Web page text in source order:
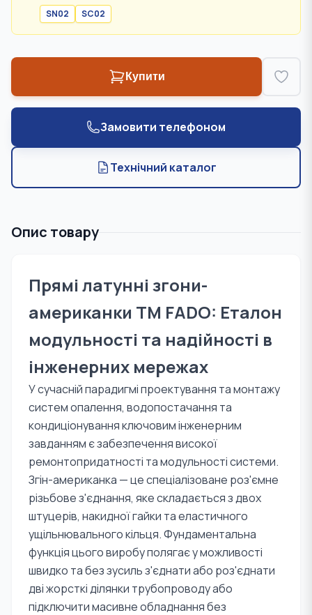
SN02 SC02
Купити
Замовити телефоном
Технічний каталог
Опис товару
Прямі латунні згони-
американки TM FADO: Еталон
модульності та надійності в
інженерних мережах
У сучасній парадигмі проектування та монтажу
систем опалення, водопостачання та
кондиціонування ключовим інженерним
завданням є забезпечення високої
ремонтопридатності та модульності системи.
Згін-американка — це спеціалізоване роз'ємне
різьбове з'єднання, яке складається з двох
штуцерів, накидної гайки та еластичного
ущільнювального кільця. Фундаментальна
функція цього виробу полягає у можливості
швидко та без зусиль з'єднати або роз'єднати
дві жорсткі ділянки трубопроводу або
підключити масивне обладнання без